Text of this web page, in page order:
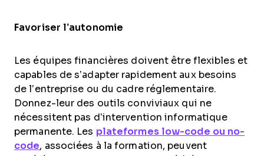
Favoriser l’autonomie
Les équipes financières doivent être flexibles et
capables de s’adapter rapidement aux besoins
de l’entreprise ou du cadre réglementaire.
Donnez-leur des outils conviviaux qui ne
nécessitent pas d’intervention informatique
permanente. Les plateformes low-code ou no-
code, associées à la formation, peuvent